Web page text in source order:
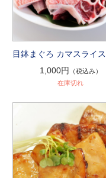
目鉢まぐろ カマスライス
1,000円
（税込み）
在庫切れ